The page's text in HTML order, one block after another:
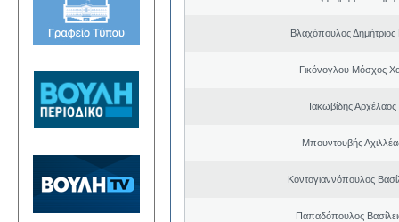
Βλαχόπουλος Δημήτριος
Γικόνογλου Μόσχος
Ιακωβίδης
Μπουντουβής
Κοντογιαννόπουλος
Παπαδόπουλος